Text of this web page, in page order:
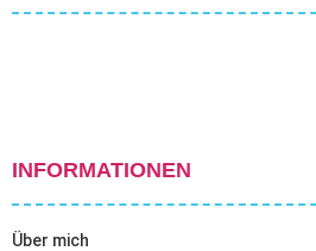
INFORMATIONEN
Über mich